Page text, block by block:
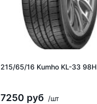
215/65/16 Kumho KL-33 98H
7250 руб /шт